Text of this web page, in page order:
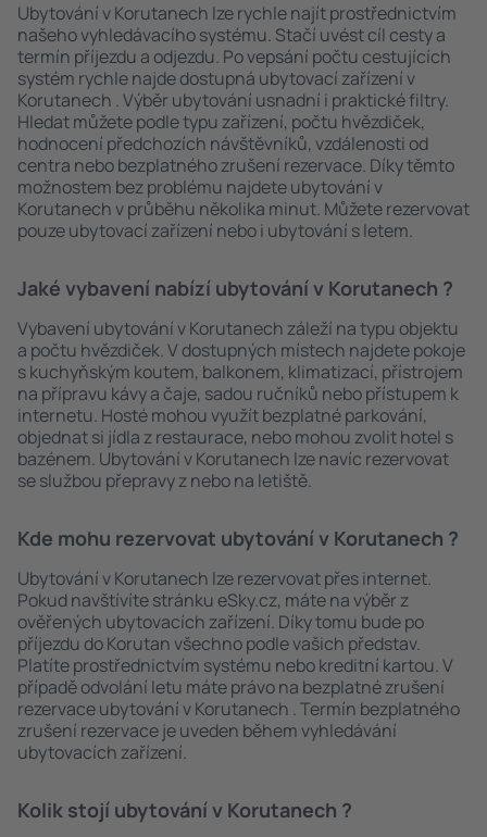
Ubytování v Korutanech lze rychle najít prostřednictvím
našeho vyhledávacího systému. Stačí uvést cíl cesty a
termín příjezdu a odjezdu. Po vepsání počtu cestujících
systém rychle najde dostupná ubytovací zařízení v
Korutanech . Výběr ubytování usnadní i praktické filtry.
Hledat můžete podle typu zařízení, počtu hvězdiček,
hodnocení předchozích návštěvníků, vzdálenosti od
centra nebo bezplatného zrušení rezervace. Díky těmto
možnostem bez problému najdete ubytování v
Korutanech v průběhu několika minut. Můžete rezervovat
pouze ubytovací zařízení nebo i ubytování s letem.
Jaké vybavení nabízí ubytování v Korutanech ?
Vybavení ubytování v Korutanech záleží na typu objektu
a počtu hvězdiček. V dostupných místech najdete pokoje
s kuchyňským koutem, balkonem, klimatizací, přístrojem
na přípravu kávy a čaje, sadou ručníků nebo přístupem k
internetu. Hosté mohou využít bezplatné parkování,
objednat si jídla z restaurace, nebo mohou zvolit hotel s
bazénem. Ubytování v Korutanech lze navíc rezervovat
se službou přepravy z nebo na letiště.
Kde mohu rezervovat ubytování v Korutanech ?
Ubytování v Korutanech lze rezervovat přes internet.
Pokud navštívíte stránku eSky.cz, máte na výběr z
ověřených ubytovacích zařízení. Díky tomu bude po
příjezdu do Korutan všechno podle vašich představ.
Platíte prostřednictvím systému nebo kreditní kartou. V
případě odvolání letu máte právo na bezplatné zrušení
rezervace ubytování v Korutanech . Termín bezplatného
zrušení rezervace je uveden během vyhledávání
ubytovacích zařízení.
Kolik stojí ubytování v Korutanech ?